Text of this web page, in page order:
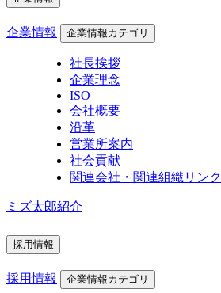
企業情報 企業情報カテゴリ
社長挨拶
企業理念
ISO
会社概要
沿革
営業所案内
社会貢献
関連会社・関連組織リンク
ミズ太郎紹介
採用情報
採用情報 企業情報カテゴリ